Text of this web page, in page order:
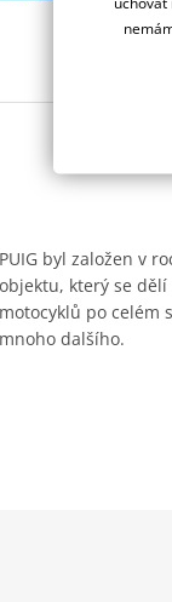
PUIG byl založen v
objektu, který se dělí
motocyklů po celém
mnoho dalšího.